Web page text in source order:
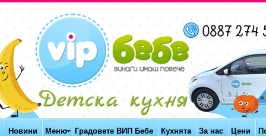
Новини Меню Градовете ВИП Бебе Кухнята За нас Цени